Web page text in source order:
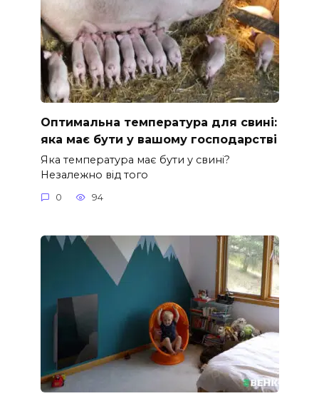
Оптимальна температура для свині:
яка має бути у вашому господарстві
Яка температура має бути у свині?
Незалежно від того
0 94